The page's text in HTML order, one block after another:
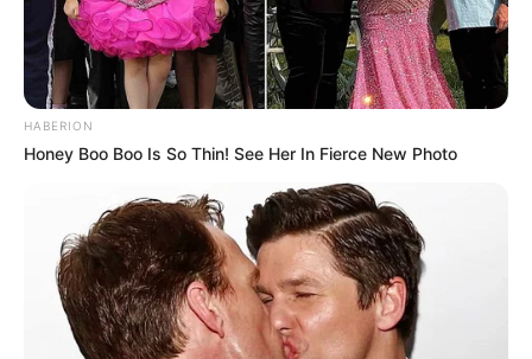
HABERION
Honey Boo Boo Is So Thin! See Her In Fierce New Photo